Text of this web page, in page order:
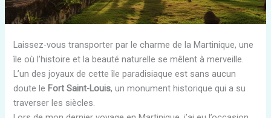
Laissez-vous transporter par le charme de la Martinique, une
île où l’histoire et la beauté naturelle se mêlent à merveille.
L’un des joyaux de cette île paradisiaque est sans aucun
doute le Fort Saint-Louis, un monument historique qui a su
traverser les siècles.